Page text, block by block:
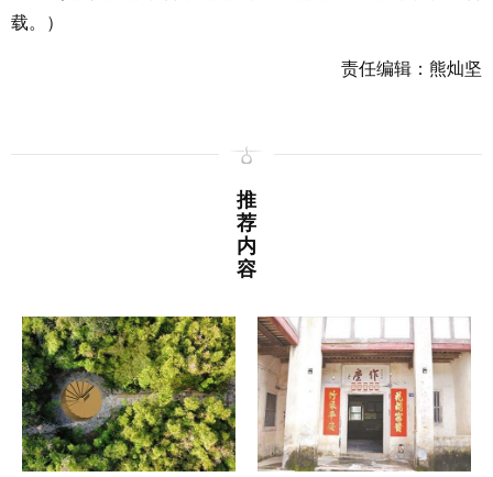
载。）
责任编辑：熊灿坚
推
荐
内
容